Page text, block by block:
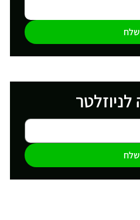
שלח
שלח